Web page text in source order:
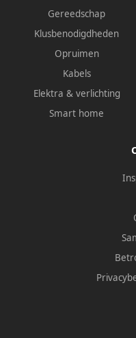
Gereedschap
Klusbenodigdheden
Opruimen
Kabels
Elektra & verlichting
Smart home